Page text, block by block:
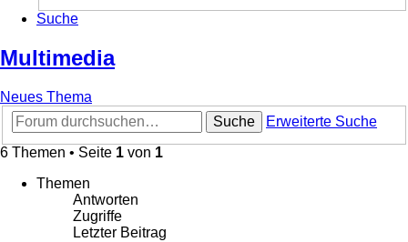
Suche
Multimedia
Neues Thema
Suche
Erweiterte Suche
6 Themen • Seite 1 von 1
Themen
Antworten
Zugriffe
Letzter Beitrag